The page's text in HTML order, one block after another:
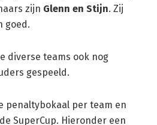
zijn Glenn en Stijn. Zij
goed.
diverse teams ook nog
gespeeld.
penaltybokaal per team en
SuperCup. Hieronder een